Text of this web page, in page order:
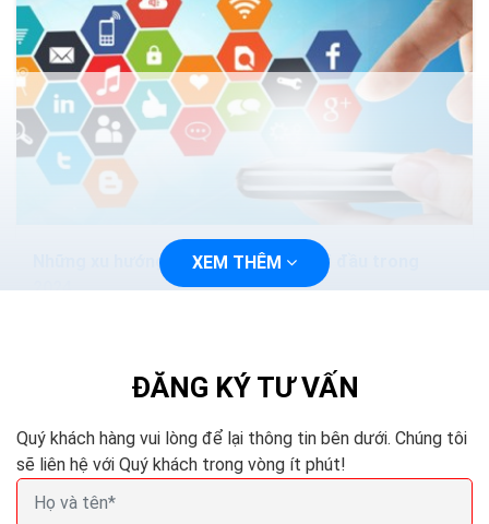
Những xu hướng Marketing Online đi đầu trong
2024
tuyệt vời đang chờ đón chúng ta ở phía...
XEM THÊM
ĐĂNG KÝ TƯ VẤN
Quý khách hàng vui lòng để lại thông tin bên dưới. Chúng tôi
sẽ liên hệ với Quý khách trong vòng ít phút!